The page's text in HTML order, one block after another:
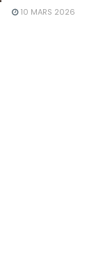
10 MARS 2026